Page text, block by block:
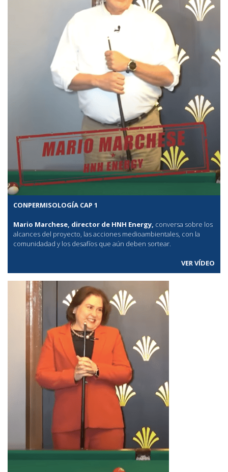
CONPERMISOLOGÍA CAP 1
Mario Marchese, director de HNH Energy, conversa sobre los
alcances del proyecto, las acciones medioambientales, con la
comunidadad y los desafíos que aún deben sortear.
VER VÍDEO